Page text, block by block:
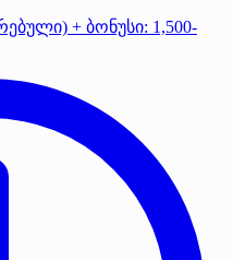
+ ბონუსი: 1,500-